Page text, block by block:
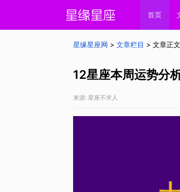
首页
星缘星座网 > 文章栏目 > 文章正文
12星座本周运势分
来源: 星座不求人